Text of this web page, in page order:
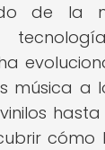
de la
música a
cómo